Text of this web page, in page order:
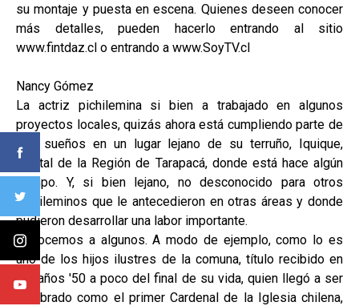
su montaje y puesta en escena. Quienes deseen conocer
más detalles, pueden hacerlo entrando al sitio
www.fintdaz.cl o entrando a www.SoyTV.cl
Nancy Gómez
La actriz pichilemina si bien a trabajado en algunos
proyectos locales, quizás ahora está cumpliendo parte de
sus sueños en un lugar lejano de su terruño, Iquique,
capital de la Región de Tarapacá, donde está hace algún
tiempo. Y, si bien lejano, no desconocido para otros
pichileminos que le antecedieron en otras áreas y donde
pudieron desarrollar una labor importante.
Conocemos a algunos. A modo de ejemplo, como lo es
uno de los hijos ilustres de la comuna, título recibido en
los años '50 a poco del final de su vida, quien llegó a ser
nombrado como el primer Cardenal de la Iglesia chilena,